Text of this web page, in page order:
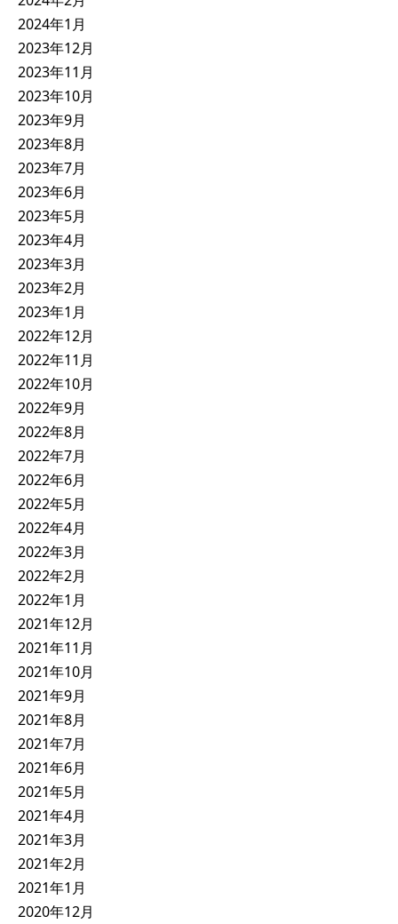
2024年1月
2023年12月
2023年11月
2023年10月
2023年9月
2023年8月
2023年7月
2023年6月
2023年5月
2023年4月
2023年3月
2023年2月
2023年1月
2022年12月
2022年11月
2022年10月
2022年9月
2022年8月
2022年7月
2022年6月
2022年5月
2022年4月
2022年3月
2022年2月
2022年1月
2021年12月
2021年11月
2021年10月
2021年9月
2021年8月
2021年7月
2021年6月
2021年5月
2021年4月
2021年3月
2021年2月
2021年1月
2020年12月